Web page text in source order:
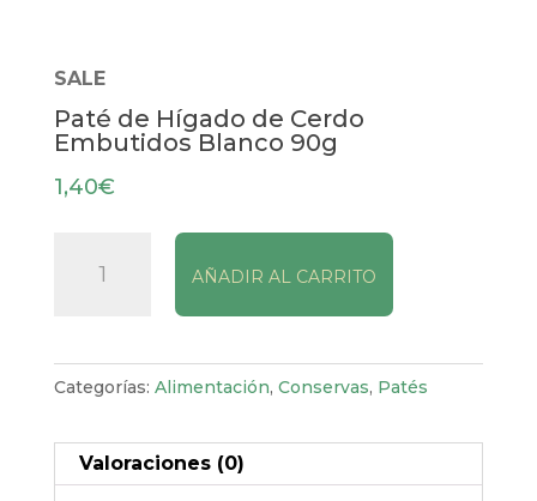
SALE
Paté de Hígado de Cerdo
Embutidos Blanco 90g
1,40€
Cerdo
Blanco
90g
AÑADIR AL CARRITO
Categorías: Alimentación, Conservas, Patés
Valoraciones (0)